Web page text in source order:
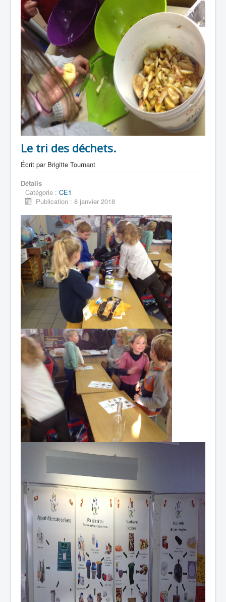
Le tri des déchets.
Écrit par Brigitte Tournant
Détails
Catégorie : CE1
Publication : 8 janvier 2018